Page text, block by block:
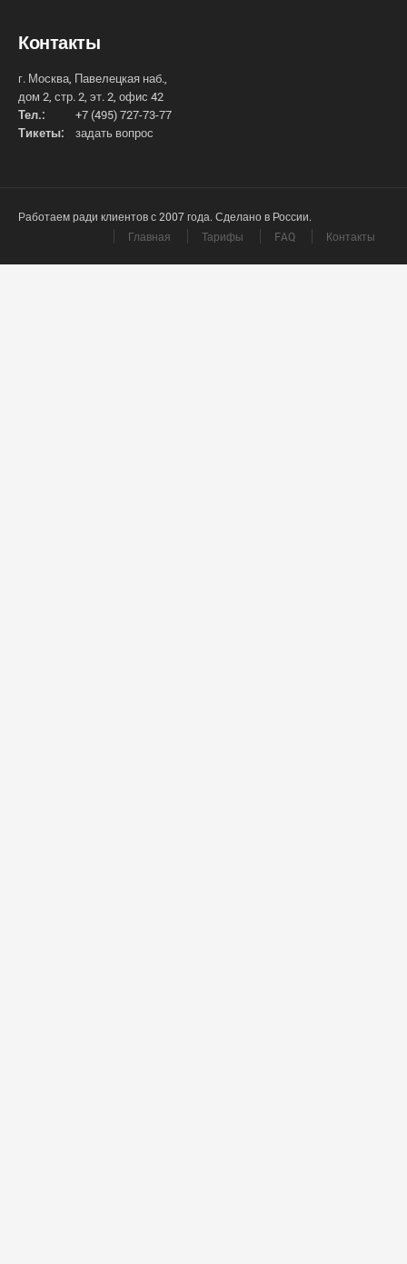
Контакты
г. Москва, Павелецкая наб.,
дом 2, стр. 2, эт. 2, офис 42
Тел.:
+7 (495) 727-73-77
Тикеты:
задать вопрос
Работаем ради клиентов с 2007 года. Сделано в России.
Главная
Тарифы FAQ Контакты